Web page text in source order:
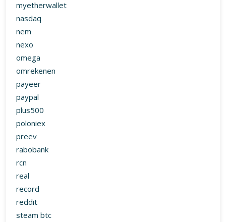
myetherwallet
nasdaq
nem
nexo
omega
omrekenen
payeer
paypal
plus500
poloniex
preev
rabobank
rcn
real
record
reddit
steam btc